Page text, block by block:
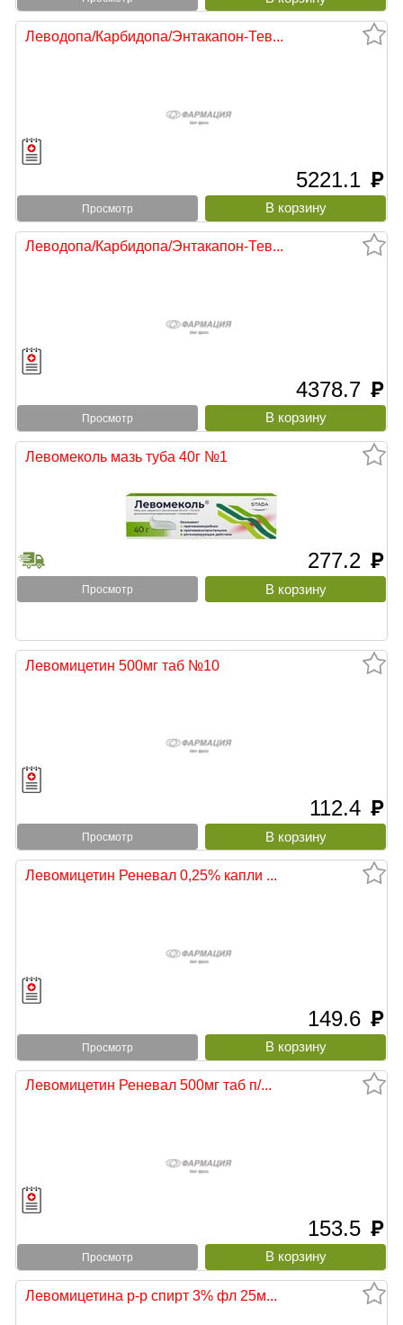
Леводопа/Карбидопа/Энтакапон-Тев...
5221.1 руб
Просмотр
Леводопа/Карбидопа/Энтакапон-Тев...
4378.7 руб
Просмотр
Левомеколь мазь туба 40г №1
277.2 руб
Просмотр
Левомицетин 500мг таб №10
112.4 руб
Просмотр
Левомицетин Реневал 0,25% капли ...
149.6 руб
Просмотр
Левомицетин Реневал 500мг таб п/...
153.5 руб
Просмотр
Левомицетина р-р спирт 3% фл 25м...